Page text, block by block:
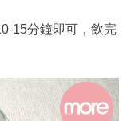
15分鐘即可，飲完